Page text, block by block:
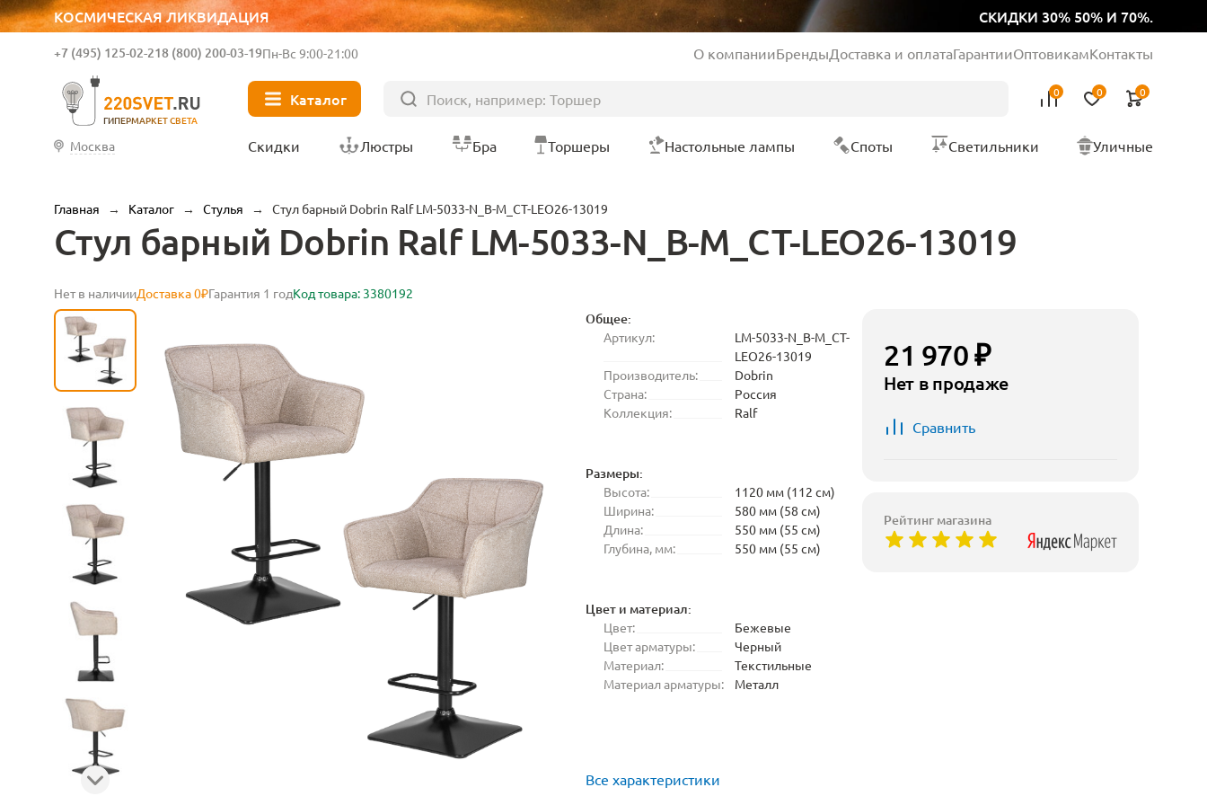
КОСМИЧЕСКАЯ ЛИКВИДАЦИЯ СКИДКИ 30% 50% И 70%.
ГИПЕРМАРКЕТ СВЕТА
+7 (495) 125-02-218 (800) 200-03-19Пн-Вс 9:00-21:00 О компанииБрендыДоставка и оплатаГарантииОптовикамКонтакты
Каталог 0 0 0
Москва Скидки Люстры Бра Торшеры Настольные лампы Споты Светильники Уличные
Главная → Каталог → Стулья → Стул барный Dobrin Ralf LM-5033-N_B-M_CT-LEO26-13019
Стул барный Dobrin Ralf LM-5033-N_B-M_CT-LEO26-13019
Нет в наличииДоставка 0₽Гарантия 1 годКод товара: 3380192
Общее:
Артикул:
LM-5033-N_B-M_CT-
LEO26-13019
Производитель:
Dobrin
Страна:
Россия
Коллекция:
Ralf
Размеры:
Высота:
1120 мм (112 см)
Ширина:
580 мм (58 см)
Длина:
550 мм (55 см)
Глубина, мм:
550 мм (55 см)
Цвет и материал:
Цвет:
Бежевые
Цвет арматуры:
Черный
Материал:
Текстильные
Материал арматуры:
Металл
Все характеристики
21 970 ₽
Нет в продаже
Сравнить
Рейтинг магазина